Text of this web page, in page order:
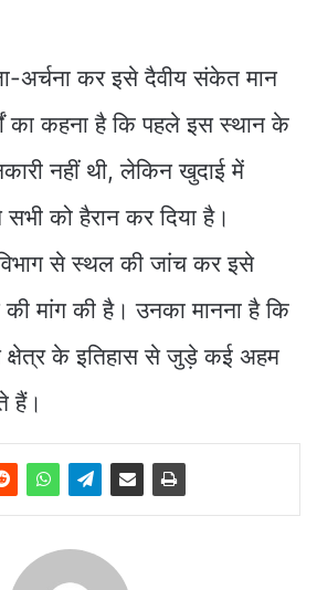
अर्चना कर इसे दैवीय संकेत मान
का कहना है कि पहले इस स्थान के
नहीं थी, लेकिन खुदाई में
को हैरान कर दिया है।
विभाग से स्थल की जांच कर इसे
की मांग की है। उनका मानना है कि
क्षेत्र के इतिहास से जुड़े कई अहम
हैं।